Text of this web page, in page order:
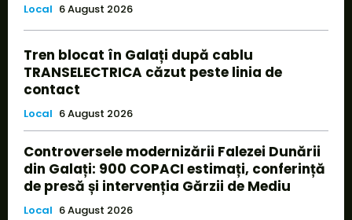
Local 6 August 2026
Tren blocat în Galați după cablu
TRANSELECTRICA căzut peste linia de
contact
Local 6 August 2026
Controversele modernizării Falezei Dunării
din Galați: 900 COPACI estimați, conferință
de presă și intervenția Gărzii de Mediu
Local 6 August 2026